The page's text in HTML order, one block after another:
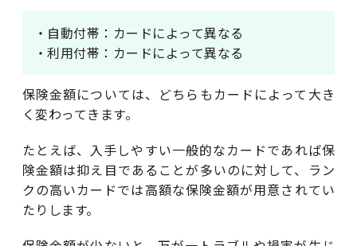
・自動付帯：カードによって異なる
・利用付帯：カードによって異なる
保険金額については、どちらもカードによって大き
く変わってきます。
たとえば、入手しやすい一般的なカードであれば保
険金額は抑え目であることが多いのに対して、ラン
クの高いカードでは高額な保険金額が用意されてい
たりします。